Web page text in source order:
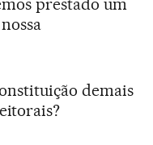
demais